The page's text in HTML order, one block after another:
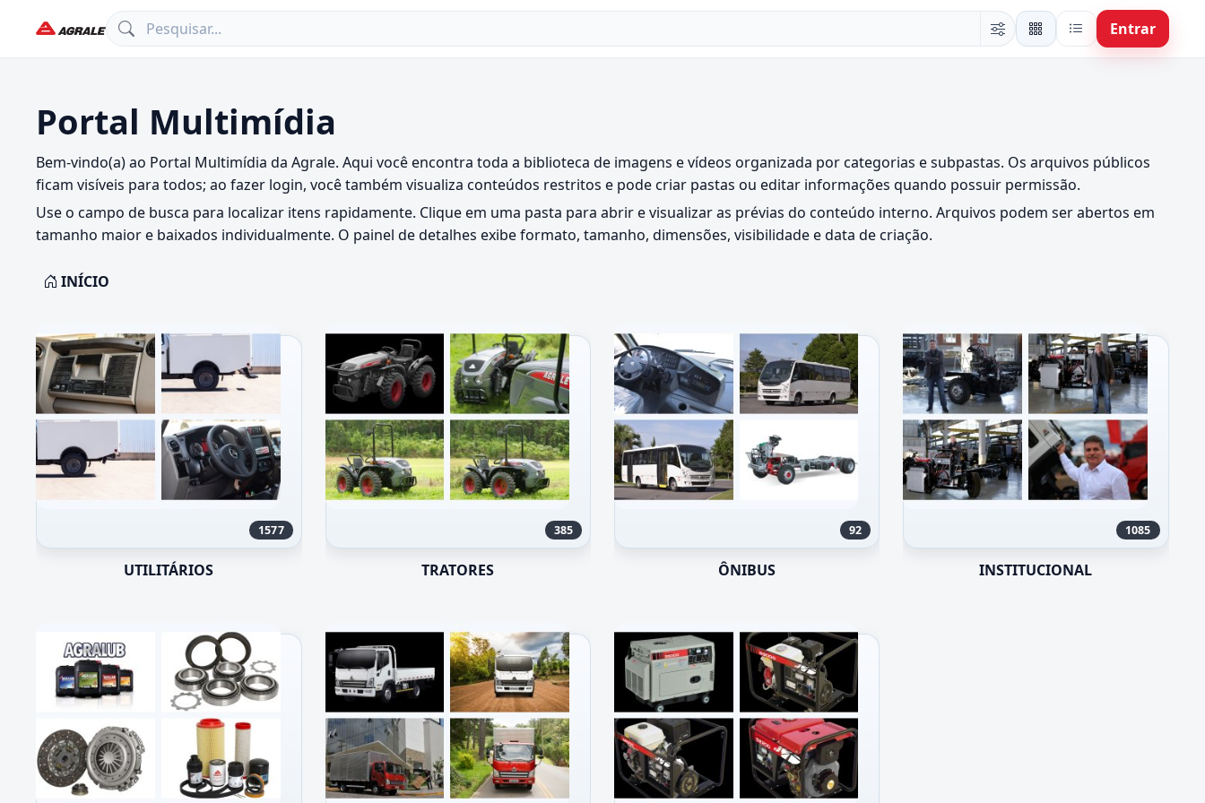
Entrar
Portal Multimídia
Bem-vindo(a) ao Portal Multimídia da Agrale. Aqui você encontra toda a biblioteca de imagens e vídeos organizada por categorias e subpastas. Os arquivos públicos
ficam visíveis para todos; ao fazer login, você também visualiza conteúdos restritos e pode criar pastas ou editar informações quando possuir permissão.
Use o campo de busca para localizar itens rapidamente. Clique em uma pasta para abrir e visualizar as prévias do conteúdo interno. Arquivos podem ser abertos em
tamanho maior e baixados individualmente. O painel de detalhes exibe formato, tamanho, dimensões, visibilidade e data de criação.
INÍCIO
1577
UTILITÁRIOS
385
TRATORES
92
ÔNIBUS
1085
INSTITUCIONAL